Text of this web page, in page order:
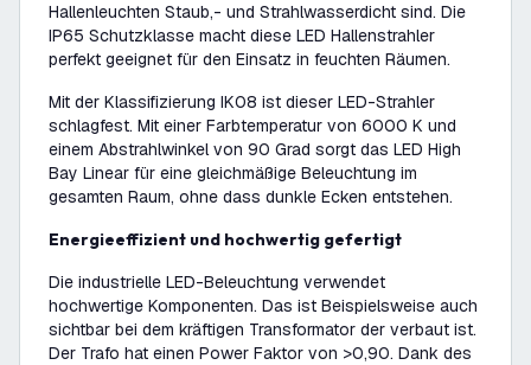
Hallenleuchten Staub,- und Strahlwasserdicht sind. Die
IP65 Schutzklasse macht diese LED Hallenstrahler
perfekt geeignet für den Einsatz in feuchten Räumen.
Mit der Klassifizierung IK08 ist dieser LED-Strahler
schlagfest. Mit einer Farbtemperatur von 6000 K und
einem Abstrahlwinkel von 90 Grad sorgt das LED High
Bay Linear für eine gleichmäßige Beleuchtung im
gesamten Raum, ohne dass dunkle Ecken entstehen.
Energieeffizient und hochwertig gefertigt
Die industrielle LED-Beleuchtung verwendet
hochwertige Komponenten. Das ist Beispielsweise auch
sichtbar bei dem kräftigen Transformator der verbaut ist.
Der Trafo hat einen Power Faktor von >0,90. Dank des